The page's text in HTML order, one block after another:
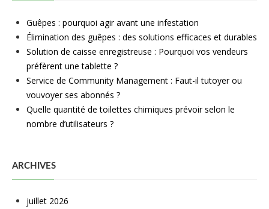
Guêpes : pourquoi agir avant une infestation
Élimination des guêpes : des solutions efficaces et durables
Solution de caisse enregistreuse : Pourquoi vos vendeurs
préfèrent une tablette ?
Service de Community Management : Faut-il tutoyer ou
vouvoyer ses abonnés ?
Quelle quantité de toilettes chimiques prévoir selon le
nombre d’utilisateurs ?
ARCHIVES
juillet 2026